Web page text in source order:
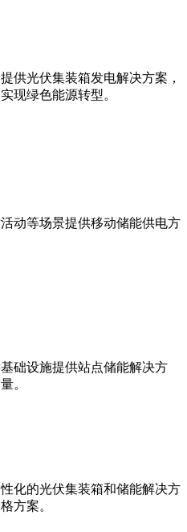
供光伏集装箱发电解决方案，
现绿色能源转型。
动等场景提供移动储能供电方
础设施提供站点储能解决方
。
化的光伏集装箱和储能解决方
方案。